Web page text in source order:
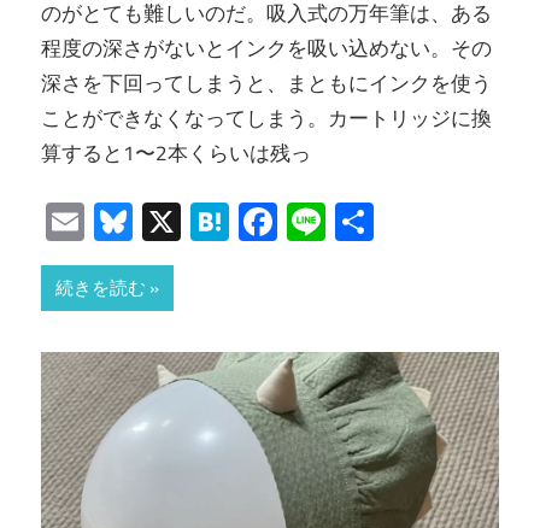
のがとても難しいのだ。吸入式の万年筆は、ある
程度の深さがないとインクを吸い込めない。その
深さを下回ってしまうと、まともにインクを使う
ことができなくなってしまう。カートリッジに換
算すると1〜2本くらいは残っ
EmailBluesky
X Hatena
Facebook
Line
続きを読む